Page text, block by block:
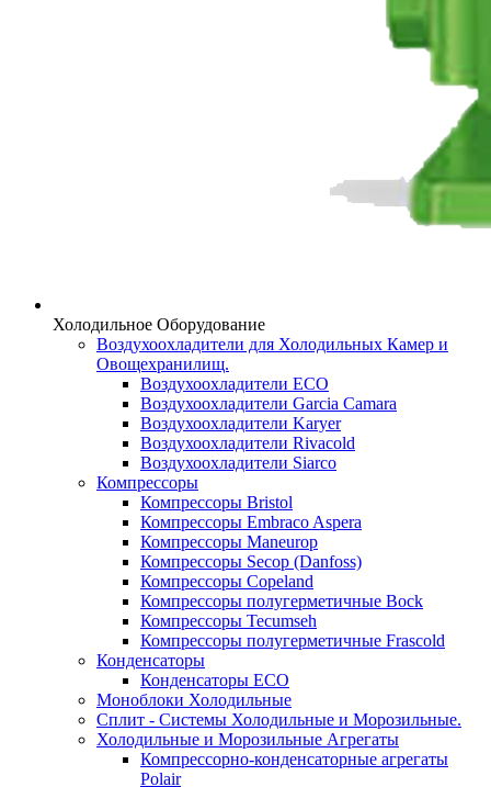
Холодильное Оборудование
Воздухоохладители для Холодильных Камер и
Овощехранилищ.
Воздухоохладители ECO
Воздухоохладители Garcia Camara
Воздухоохладители Karyer
Воздухоохладители Rivacold
Воздухоохладители Siarco
Компрессоры
Компрессоры Bristol
Компрессоры Embraco Aspera
Компрессоры Maneurop
Компрессоры Secop (Danfoss)
Компрессоры Copeland
Компрессоры полугерметичные Bock
Компрессоры Tecumseh
Компрессоры полугерметичные Frascold
Конденсаторы
Конденсаторы ECO
Моноблоки Холодильные
Сплит - Системы Холодильные и Морозильные.
Холодильные и Морозильные Агрегаты
Компрессорно-конденсаторные агрегаты
Polair